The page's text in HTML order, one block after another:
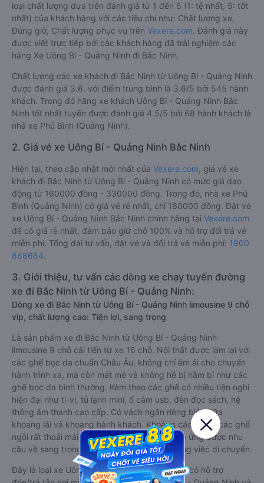
loại chất lượng dựa trên đánh giá từ 1 đến 5 (1: tệ nhất, 5: tốt
nhất) của khách hàng với các tiêu chí như: Chất lượng xe,
Đúng giờ, Chất lượng phục vụ trên Vexere.com. Đánh giá này
được viết trực tiếp bởi các khách hàng đã trải nghiệm các
hãng Xe Uông Bí - Quảng Ninh đi Bắc Ninh.
Chất lượng các xe khách đi Bắc Ninh từ Uông Bí - Quảng Ninh
được đánh giá 3.6, với điểm trung bình là 3.6/5 bởi 545 hành
khách. Trong đó hãng xe khách Uông Bí - Quảng Ninh Bắc
Ninh tốt nhất tuyến được đánh giá 4.5/5 bởi 68 hành khách là
nhà xe Phú Bình (Quảng Ninh).
2. Giá vé xe Uông Bí - Quảng Ninh Bắc Ninh
Hiện tại, theo cập nhật mới nhất của Vexere.com , giá vé xe
khách đi Bắc Ninh từ Uông Bí - Quảng Ninh có mức giá dao
động từ 160000 đồng - 330000 đồng. Trong đó, nhà xe Phú
Bình (Quảng Ninh) có giá vé rẻ nhất, chỉ 160000 đồng. Đặt vé
xe Uông Bí - Quảng Ninh Bắc Ninh chính hãng tại Vexere.com
để có giá rẻ nhất, đảm bảo giữ chỗ 100% và hỗ trợ đổi trả vé
miễn phí. Tổng đài tư vấn, đặt vé và đổi trả vé miễn phí: 1900
888684.
3. Giới thiệu, tư vấn các dòng xe chạy tuyến đường
xe đi Bắc Ninh từ Uông Bí - Quảng Ninh:
Dòng xe đi Bắc Ninh từ Uông Bí - Quảng Ninh limousine 9 chỗ
vip, chất lượng cao: Tiện lợi, sang trọng
Là sản phẩm xe đi Bắc Ninh từ Uông Bí - Quảng Ninh
limousine 9 chỗ cải tiến từ xe 16 chỗ. Nội thất được làm lại với
các ghế bọc da chuẩn Châu Âu, không chỉ êm ái cho chuyến
hành trình xa, mà còn mát mẻ và không hề bị hầm bí như các
ghế bọc da bình thường. Kèm theo các ghế có nhiều tiện nghi
hiện đại như ti-vi, tủ lạnh mini, ổ cắm usb, đèn đọc sách, hệ
thống âm thanh cao cấp. Có vách ngăn riêng biệt giữa
khoang lái và khoang hành khách. Khoảng cách giữa các ghế
ngồi rất thoải mái, không nhồi nhét. Luôn đáp ứng được nhu
cầu về sang trọng, thoải mái và tiện nghi trong việc di chuyển.
Đây là loại xe Uông Bí - Quảng Ninh Bắc Ninh có hỗ trợ